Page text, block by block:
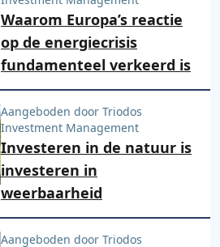
Waarom Europa’s reactie
op de energiecrisis
fundamenteel verkeerd is
Investeren in de natuur is
investeren in
weerbaarheid
Aangeboden door Triodos
Investment Management
Aangeboden door Triodos